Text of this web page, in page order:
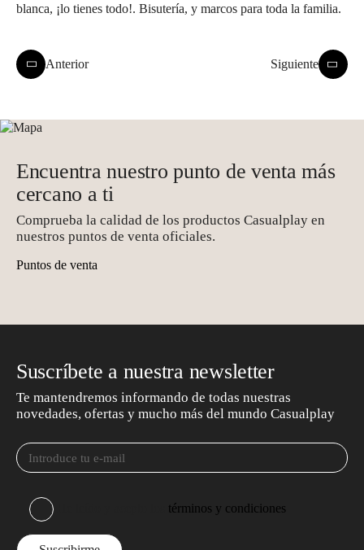
blanca, ¡lo tienes todo!. Bisutería, y marcos para toda la familia.
Anterior Siguiente
Encuentra nuestro punto de venta más
cercano a ti
Comprueba la calidad de los productos Casualplay en
nuestros puntos de venta oficiales.
Puntos de venta
Suscríbete a nuestra newsletter
Te mantendremos informando de todas nuestras
novedades, ofertas y mucho más del mundo Casualplay
términos y condiciones